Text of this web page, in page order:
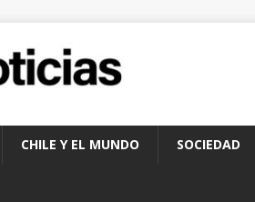
CHILE Y EL MUNDO SOCIEDAD